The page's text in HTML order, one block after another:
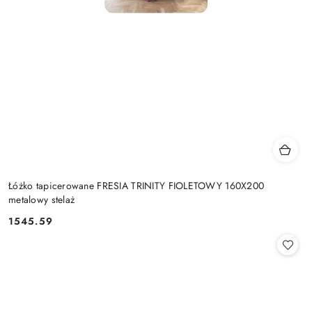
Łóżko tapicerowane FRESIA TRINITY FIOLETOWY 160X200
metalowy stelaż
Cena:
1545.59